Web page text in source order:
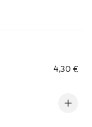
4,30 €